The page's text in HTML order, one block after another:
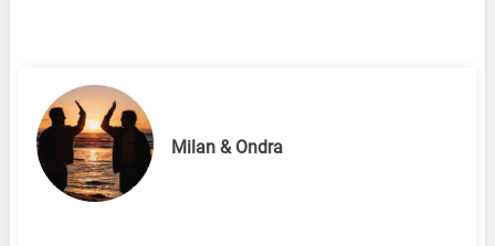
Milan & Ondra